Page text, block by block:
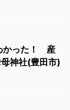
かった！ 産
神社(豊田市)